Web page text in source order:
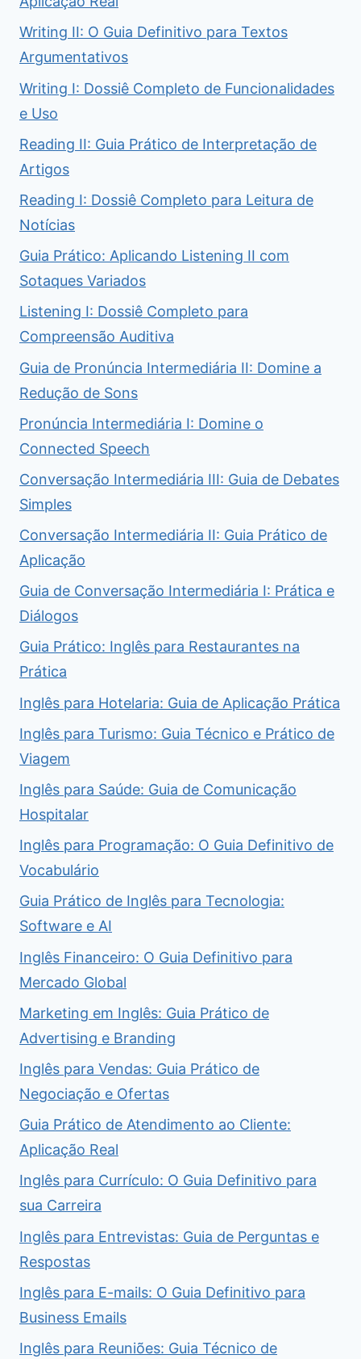
Writing II: O Guia Definitivo para Textos
Argumentativos
Writing I: Dossiê Completo de Funcionalidades
e Uso
Reading II: Guia Prático de Interpretação de
Artigos
Reading I: Dossiê Completo para Leitura de
Notícias
Guia Prático: Aplicando Listening II com
Sotaques Variados
Listening I: Dossiê Completo para
Compreensão Auditiva
Guia de Pronúncia Intermediária II: Domine a
Redução de Sons
Pronúncia Intermediária I: Domine o
Connected Speech
Conversação Intermediária III: Guia de Debates
Simples
Conversação Intermediária II: Guia Prático de
Aplicação
Guia de Conversação Intermediária I: Prática e
Diálogos
Guia Prático: Inglês para Restaurantes na
Prática
Inglês para Hotelaria: Guia de Aplicação Prática
Inglês para Turismo: Guia Técnico e Prático de
Viagem
Inglês para Saúde: Guia de Comunicação
Hospitalar
Inglês para Programação: O Guia Definitivo de
Vocabulário
Guia Prático de Inglês para Tecnologia:
Software e AI
Inglês Financeiro: O Guia Definitivo para
Mercado Global
Marketing em Inglês: Guia Prático de
Advertising e Branding
Inglês para Vendas: Guia Prático de
Negociação e Ofertas
Guia Prático de Atendimento ao Cliente:
Aplicação Real
Inglês para Currículo: O Guia Definitivo para
sua Carreira
Inglês para Entrevistas: Guia de Perguntas e
Respostas
Inglês para E-mails: O Guia Definitivo para
Business Emails
Inglês para Reuniões: Guia Técnico de